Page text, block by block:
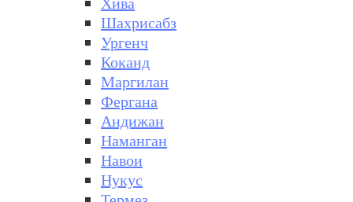
Шахрисабз
Ургенч
Коканд
Маргилан
Фергана
Андижан
Наманган
Навои
Нукус